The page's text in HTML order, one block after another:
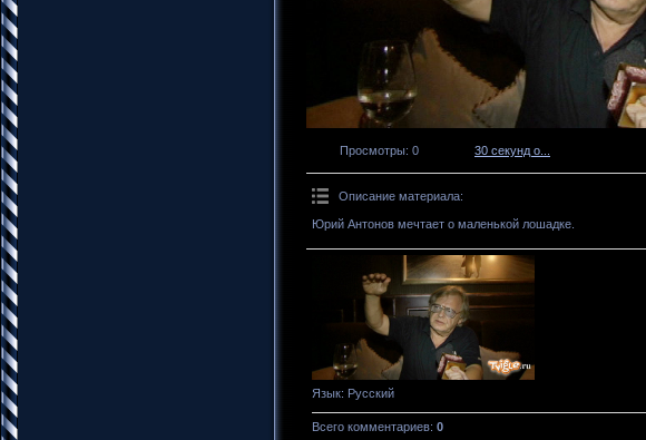
Просмотры: 0 30 секунд о...
Описание материала:
Юрий Антонов мечтает о маленькой лошадке.
Язык: Русский
Всего комментариев: 0